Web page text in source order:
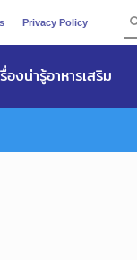
Privacy Policy
องน่ารู้อาหารเสริม